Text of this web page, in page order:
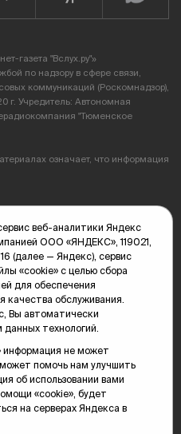
газета "Вслух.ру"»
по надзору в сфере связи,
коммуникаций (Роскомнадзор),
г. Учредитель: Автономная
"Тюменское
означает, что информация
28А
веб-аналитики Яндекс
ООО «ЯНДЕКС», 119021,
(далее — Яндекс), сервис
«cookie» с целью сбора
для обеспечения
качества обслуживания.
Вы автоматически
технологий.
информация не может
помочь нам улучшить
об использовании вами
«cookie», будет
на серверах Яндекса в